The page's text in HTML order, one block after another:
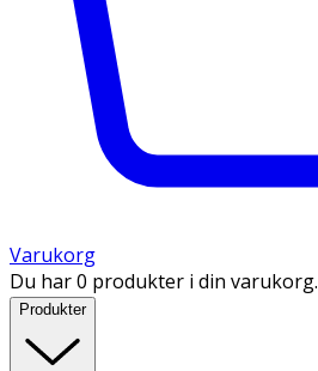
Varukorg
Du har 0 produkter i din varukorg.
Produkter